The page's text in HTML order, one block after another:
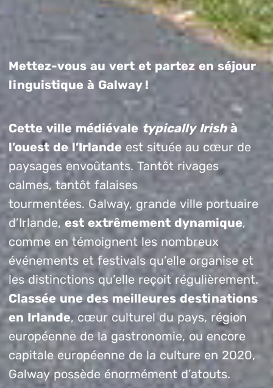
Mettez-vous au vert et partez en séjour
linguistique à Galway !
Cette ville médiévale typically Irishà
l’ouest de l’Irlande est située au cœur de
paysages envoûtants. Tantôt rivages
calmes, tantôt falaises
tourmentées. Galway, grande ville portuaire
d’Irlande, est extrêmement dynamique,
comme en témoignent les nombreux
événements et festivals qu’elle organise et
les distinctions qu’elle reçoit régulièrement.
Classée une des meilleures destinations
en Irlande, cœur culturel du pays, région
européenne de la gastronomie, ou encore
capitale européenne de la culture en 2020,
Galway possède énormément d’atouts.